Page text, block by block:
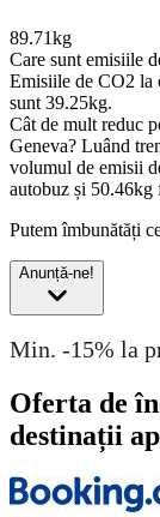
89.71kg
Care sunt emisiile
Emisiile de CO2 la
sunt 39.25kg.
Cât de mult reduc
Geneva? Luând
volumul de emisii
autobuz și 50.46kg
Putem îmbunătăți
Anunță-ne!
Min. -15% la
Oferta de
destinații